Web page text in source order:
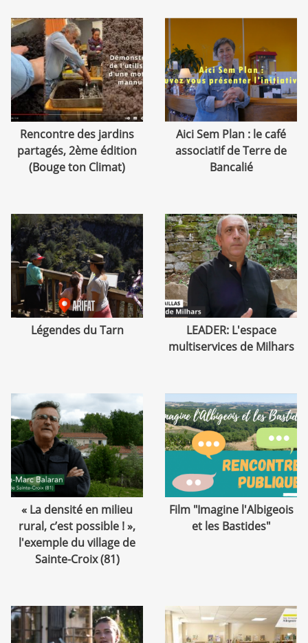
Rencontre des jardins
partagés, 2ème édition
(Bouge ton Climat)
Aici Sem Plan : le café
associatif de Terre de
Bancalié
Légendes du Tarn
LEADER: L'espace
multiservices de Milhars
« La densité en milieu
rural, c’est possible ! »,
l'exemple du village de
Sainte-Croix (81)
Film "Imagine l'Albigeois
et les Bastides"